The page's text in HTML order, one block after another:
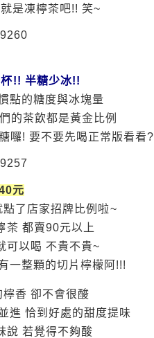
是凍檸茶吧!! 笑~
!! 半糖少冰!!
點的糖度與冰塊量
的茶飲都是黃金比例
囉! 要不要先喝正常版看看?
元
了店家招牌比例啦~
茶 都賣90元以上
可以喝 不貴不貴~
一整顆的切片檸檬阿!!!
香 卻不會很酸
進 恰到好處的甜度提味
說 若覺得不夠酸